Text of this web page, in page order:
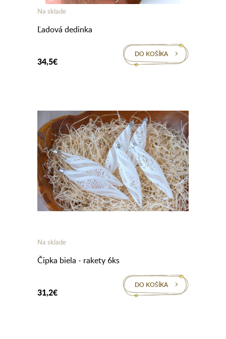
Na sklade
Ľadová dedinka
34,5€
DO KOŠÍKA
Na sklade
Čipka biela - rakety 6ks
31,2€
DO KOŠÍKA